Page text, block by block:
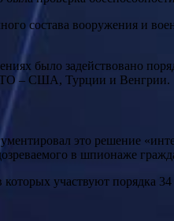
состава вооружения и
было задействовано
– США, Турции и Венгрии.
это решение
в шпионаже
участвуют порядка